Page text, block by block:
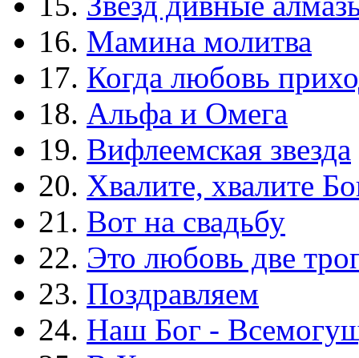
16. Мамина молитва
17. Когда любовь
18. Альфа и Омега
19. Вифлеемская звезда
20. Хвалите, хвалите
21. Вот на свадьбу
22. Это любовь две
23. Поздравляем
24. Наш Бог -